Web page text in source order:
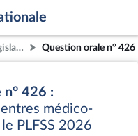
Question orale n° 426
426 :
médico-
PLFSS 2026